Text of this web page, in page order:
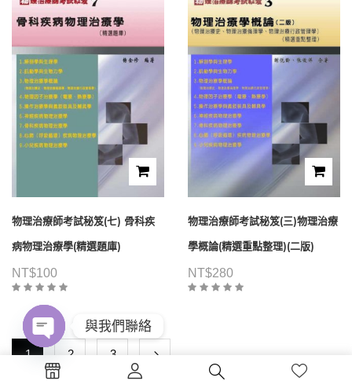
物理治療師考試秘笈(七) 骨科疾
病物理治療學(精選題庫)
NT$100
物理治療師考試秘笈(三)物理治療
學概論(精選重點整理)(二版)
NT$280
1 2 3
與我們聯絡
Open
chaty